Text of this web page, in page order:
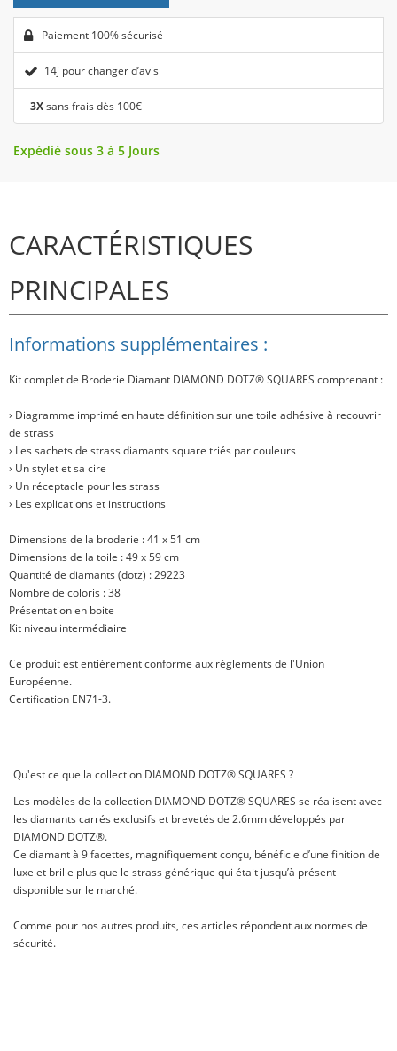
Paiement 100% sécurisé
14j pour changer d’avis
3Xsans frais dès 100€
Expédié sous 3 à 5 Jours
CARACTÉRISTIQUES
PRINCIPALES
Informations supplémentaires :
Kit complet de Broderie Diamant DIAMOND DOTZ® SQUARES comprenant :
› Diagramme imprimé en haute définition sur une toile adhésive à recouvrir
de strass
› Les sachets de strass diamants square triés par couleurs
› Un stylet et sa cire
› Un réceptacle pour les strass
› Les explications et instructions
Dimensions de la broderie : 41 x 51 cm
Dimensions de la toile : 49 x 59 cm
Quantité de diamants (dotz) : 29223
Nombre de coloris : 38
Présentation en boite
Kit niveau intermédiaire
Ce produit est entièrement conforme aux règlements de l'Union
Européenne.
Certification EN71-3.
Qu'est ce que la collection DIAMOND DOTZ® SQUARES ?
Les modèles de la collection DIAMOND DOTZ® SQUARES se réalisent avec
les diamants carrés exclusifs et brevetés de 2.6mm développés par
DIAMOND DOTZ®.
Ce diamant à 9 facettes, magnifiquement conçu, bénéficie d’une finition de
luxe et brille plus que le strass générique qui était jusqu’à présent
disponible sur le marché.
Comme pour nos autres produits, ces articles répondent aux normes de
sécurité.